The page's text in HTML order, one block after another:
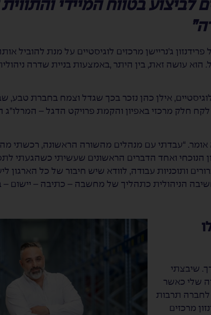
בטווח המיידי
פרידנזון ג’נריישן מרכזים לוגיסטיים על מנת להוביל
הוא עושה זאת, בין היתר ,באמצעות בניית שדרה
חלק מרכזי באפיון והקמת פרויקט הדגל – המרלו”ג
“עבדתי עם מנהלים מהשורה הראשונה, רכשתי
הנוכחי ואחד הדברים הראשונים שעשיתי כשהגעתי
ותוכניות עבודה, לוודא שיש חיבור של כל הארגון
הניהולית כתהליך של מחשבה – כתיבה – יישום –
2021 אילו
שיבצתי
שלי כאשר
לחברה תרבות
מרכזים